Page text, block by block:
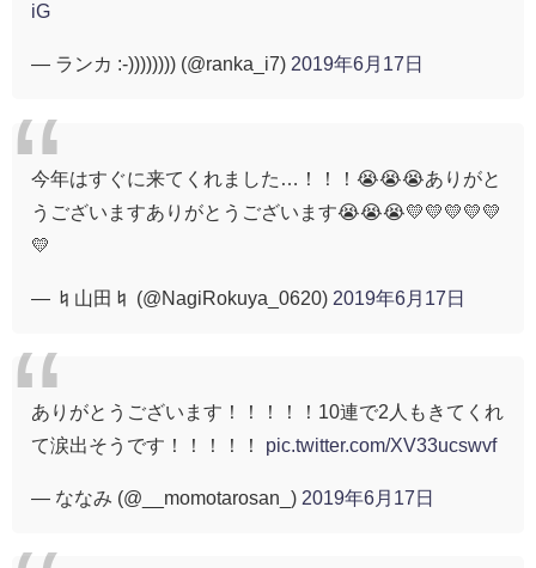
iG
— ランカ :-)))))))) (@ranka_i7) 2019年6月17日
今年はすぐに来てくれました…！！！😭😭😭ありがと
うございますありがとうございます😭😭😭💛💛💛💛💛
💛
— ♮山田♮ (@NagiRokuya_0620) 2019年6月17日
ありがとうございます！！！！！10連で2人もきてくれ
て涙出そうです！！！！！ pic.twitter.com/XV33ucswvf
— ななみ (@__momotarosan_) 2019年6月17日